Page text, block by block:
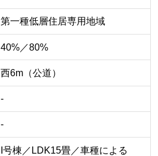
第一種低層住居専用地域
40%／80%
西6m（公道）
-
-
I号棟／LDK15畳／車種による